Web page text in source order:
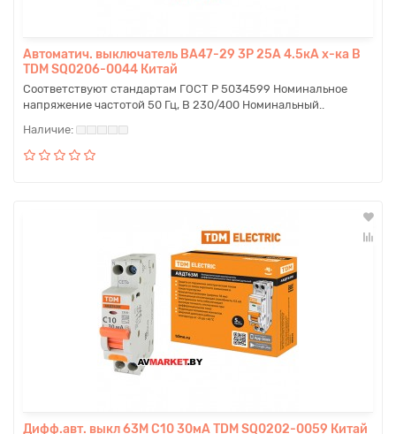
Автоматич. выключатель ВА47-29 3P 25A 4.5кА х-ка B
TDM SQ0206-0044 Китай
Соответствуют стандартам ГОСТ Р 5034599 Номинальное
напряжение частотой 50 Гц, В 230/400 Номинальный..
Дифф.авт. выкл 63М С10 30мА TDM SQ0202-0059 Китай